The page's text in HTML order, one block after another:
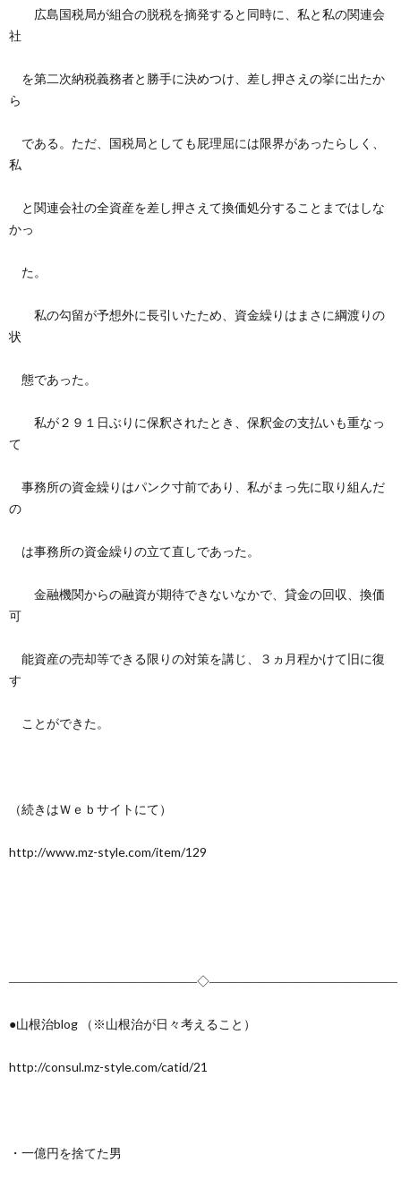
広島国税局が組合の脱税を摘発すると同時に、私と私の関連会
社
を第二次納税義務者と勝手に決めつけ、差し押さえの挙に出たか
ら
である。ただ、国税局としても屁理屈には限界があったらしく、
私
と関連会社の全資産を差し押さえて換価処分することまではしな
かっ
た。
私の勾留が予想外に長引いたため、資金繰りはまさに綱渡りの
状
態であった。
私が２９１日ぶりに保釈されたとき、保釈金の支払いも重なっ
て
事務所の資金繰りはパンク寸前であり、私がまっ先に取り組んだ
の
は事務所の資金繰りの立て直しであった。
金融機関からの融資が期待できないなかで、貸金の回収、換価
可
能資産の売却等できる限りの対策を講じ、３ヵ月程かけて旧に復
す
ことができた。
（続きはＷｅｂサイトにて）
http://www.mz-style.com/item/129
―――――――――――――――◇―――――――――――――――
●山根治blog （※山根治が日々考えること）
http://consul.mz-style.com/catid/21
・一億円を捨てた男